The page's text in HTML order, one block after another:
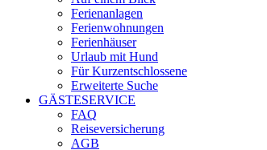
Ferienanlagen
Ferienwohnungen
Ferienhäuser
Urlaub mit Hund
Für Kurzentschlossene
Erweiterte Suche
GÄSTESERVICE
FAQ
Reiseversicherung
AGB